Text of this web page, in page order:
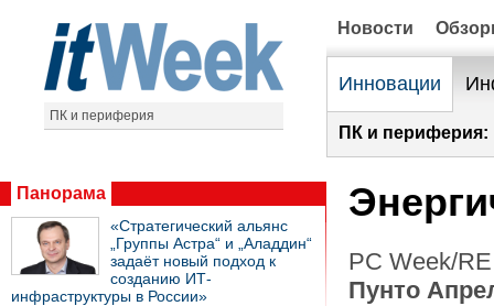
ПК и периферия
Новости
Инновации
ПК и периферия:
Панорама
«Стратегический альянс
„Группы Астра“ и „Аладдин“
задаёт новый подход к
созданию ИТ-
инфраструктуры в России»
PC Week/
Пунто